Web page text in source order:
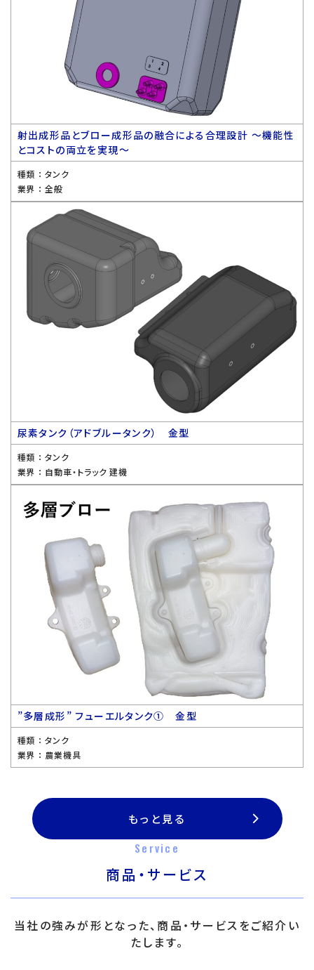
射出成形品とブロー成形品の融合による合理設計 〜機能性
とコストの両立を実現〜
種類 ： タンク
業界 ： 全般
尿素タンク（アドブルータンク） 金型
種類 ： タンク
業界 ： 自動車・トラック 建機
”多層成形” フューエルタンク① 金型
種類 ： タンク
業界 ： 農業機具
もっと見る
Service
商品・サービス
当社の強みが形となった、商品・サービスをご紹介い
たします。